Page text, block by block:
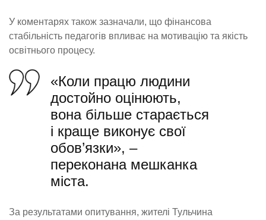
У коментарях також зазначали, що фінансова
стабільність педагогів впливає на мотивацію та якість
освітнього процесу.
«Коли працю людини
достойно оцінюють,
вона більше старається
і краще виконує свої
обов’язки», –
переконана мешканка
міста.
За результатами опитування, жителі Тульчина